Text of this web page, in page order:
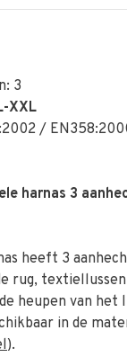
3
XXL
/
harnas 3
heeft 3
rug,
heupen van het
in de
).